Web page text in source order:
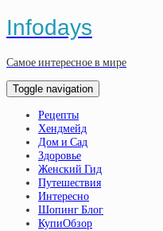
Infodays
Самое интересное в мире
Toggle navigation
Рецепты
Хендмейд
Дом и Сад
Здоровье
Женский Гид
Путешествия
Интересно
Шопинг Блог
КупиОбзор